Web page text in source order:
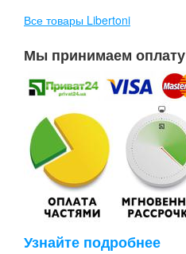
Все товары Libertoni
Мы принимаем оплату
Узнайте подробнее